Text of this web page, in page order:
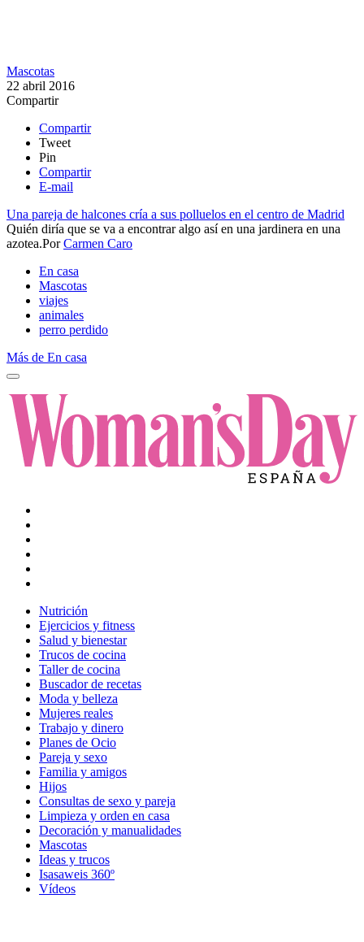
Mascotas
22 abril 2016
Compartir
Compartir
Tweet
Pin
Compartir
E-mail
Una pareja de halcones cría a sus polluelos en el centro de Madrid
Quién diría que se va a encontrar algo así en una jardinera en una
azotea.​PorCarmen Caro
En casa
Mascotas
viajes
animales
perro perdido
Más de En casa
Nutrición
Ejercicios y fitness
Salud y bienestar
Trucos de cocina
Taller de cocina
Buscador de recetas
Moda y belleza
Mujeres reales
Trabajo y dinero
Planes de Ocio
Pareja y sexo
Familia y amigos
Hijos
Consultas de sexo y pareja
Limpieza y orden en casa
Decoración y manualidades
Mascotas
Ideas y trucos
Isasaweis 360º
Vídeos